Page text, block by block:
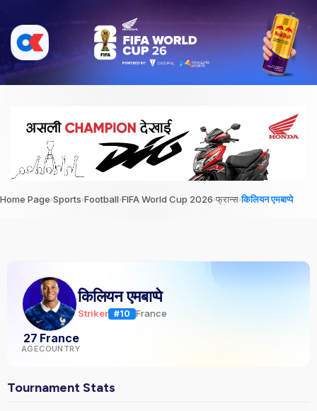
Home Page›Sports›Football›FIFA World Cup 2026›फ्रान्स›किलियन एमबाप्पे
किलियन एमबाप्पे
Striker #10 France
27
AGE
France
COUNTRY
Tournament Stats